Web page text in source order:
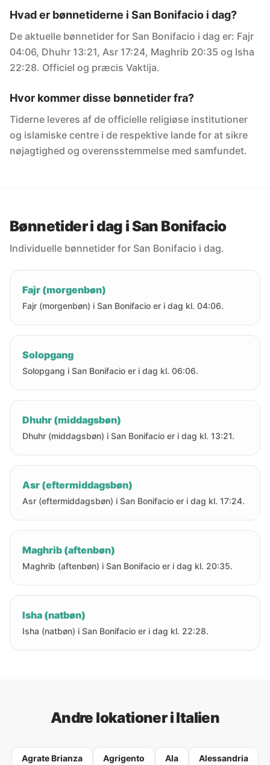
Hvad er bønnetiderne i San Bonifacio i dag?
De aktuelle bønnetider for San Bonifacio i dag er: Fajr
04:06, Dhuhr 13:21, Asr 17:24, Maghrib 20:35 og Isha
22:28. Officiel og præcis Vaktija.
Hvor kommer disse bønnetider fra?
Tiderne leveres af de officielle religiøse institutioner
og islamiske centre i de respektive lande for at sikre
nøjagtighed og overensstemmelse med samfundet.
Bønnetider i dag i San Bonifacio
Individuelle bønnetider for San Bonifacio i dag.
Fajr (morgenbøn)
Fajr (morgenbøn) i San Bonifacio er i dag kl. 04:06.
Solopgang
Solopgang i San Bonifacio er i dag kl. 06:06.
Dhuhr (middagsbøn)
Dhuhr (middagsbøn) i San Bonifacio er i dag kl. 13:21.
Asr (eftermiddagsbøn)
Asr (eftermiddagsbøn) i San Bonifacio er i dag kl. 17:24.
Maghrib (aftenbøn)
Maghrib (aftenbøn) i San Bonifacio er i dag kl. 20:35.
Isha (natbøn)
Isha (natbøn) i San Bonifacio er i dag kl. 22:28.
Andre lokationer i Italien
Agrate Brianza Agrigento Ala Alessandria